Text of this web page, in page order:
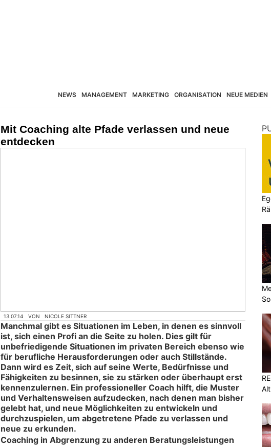
NEWS MANAGEMENT MARKETING ORGANISATION NEUE MEDIEN
Mit Coaching alte Pfade verlassen und neue
entdecken
13.07.14 VON NICOLE SITTNER
Manchmal gibt es Situationen im Leben, in denen es sinnvoll
ist, sich einen Profi an die Seite zu holen. Dies gilt für
unbefriedigende Situationen im privaten Bereich ebenso wie
für berufliche Herausforderungen oder auch Stillstände.
Dann wird es Zeit, sich auf seine Werte, Bedürfnisse und
Fähigkeiten zu besinnen, sie zu stärken oder überhaupt erst
kennenzulernen. Ein professioneller Coach hilft, die Muster
und Verhaltensweisen aufzudecken, nach denen man bisher
gelebt hat, und neue Möglichkeiten zu entwickeln und
durchzuspielen, um abgetretene Pfade zu verlassen und
neue zu erkunden.
Coaching in Abgrenzung zu anderen Beratungsleistungen